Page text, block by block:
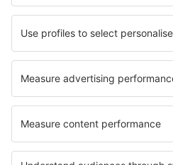
Hotels Covehead Hotels in
Hotels in Saxony-Anhalt
Hotels im Moseltal Hotels auf